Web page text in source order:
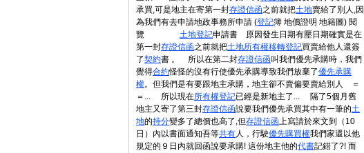
承買,可是地主在寄第一封存證信函之前就把土地賣給了別人,因
為我們有去申請地政事務所申請 (登記簿 地價證明 地籍圖) 閱
覽 土地登記申請書 原因發生日期有壓日期確實是在
第一封存證信函之前就把土地所有權移轉登記買賣給他人還簽
了契約書 。 所以在第二封存證信函叫我們優先承購時，我們
覺得合約怪怪的沒有行使優先承購導致我們放棄了優先承購
權。但我們是有要跟地主承購，地主卻不賣偏要賣給別人 ＝
＝... 所以現在所有權登記已經是新地主了... 隔了5個月舊
地主又寄了第三封存證信函說要我們優先承買其中有一筆的土
地的持分變多了總價也高了,但存證信函上寫請於來文到（10
日）內以書面通知吾等共有人，行駛優先購買權我們家還以他
規定的９日內就回函說要承購! 這份地主他的代書記錯了?! 而